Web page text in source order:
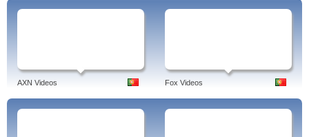
AXN Videos Fox Videos